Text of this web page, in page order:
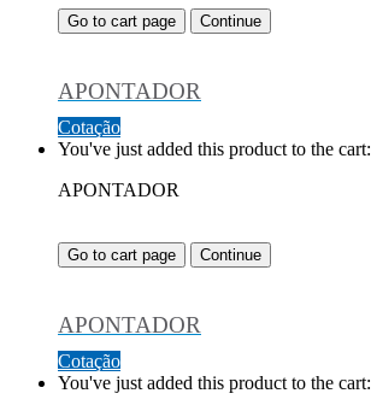
Go to cart page Continue
APONTADOR
Cotação
You've just added this product to the cart:
APONTADOR
Go to cart page Continue
APONTADOR
Cotação
You've just added this product to the cart: